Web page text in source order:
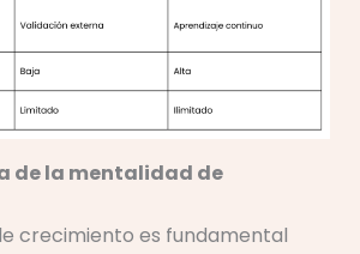
de la mentalidad de
crecimiento es fundamental